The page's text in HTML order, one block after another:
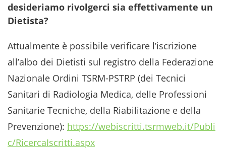
desideriamo rivolgerci sia effettivamente un
Dietista?
Attualmente è possibile verificare l’iscrizione
all’albo dei Dietisti sul registro della Federazione
Nazionale Ordini TSRM-PSTRP (dei Tecnici
Sanitari di Radiologia Medica, delle Professioni
Sanitarie Tecniche, della Riabilitazione e della
Prevenzione): https://webiscritti.tsrmweb.it/Publi
c/RicercaIscritti.aspx